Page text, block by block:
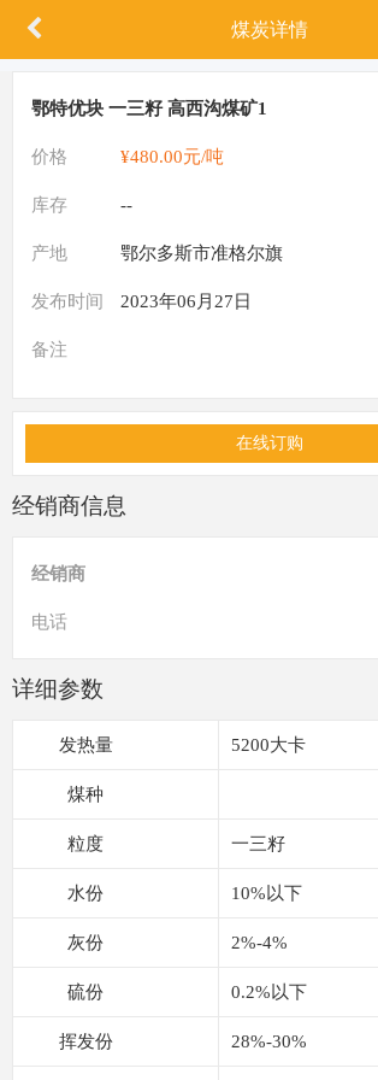
煤炭详情
鄂特优块 一三籽 高西沟煤矿1
价格 ¥480.00元/吨
库存 --
产地 鄂尔多斯市准格尔旗
发布时间 2023年06月27日
备注
在线订购
经销商信息
经销商
电话
详细参数
发热量 5200大卡
煤种
粒度 一三籽
水份 10%以下
灰份 2%-4%
硫份 0.2%以下
挥发份 28%-30%